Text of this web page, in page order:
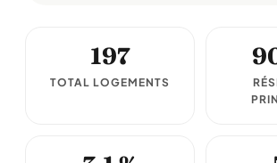
197
TOTAL LOGEMENTS